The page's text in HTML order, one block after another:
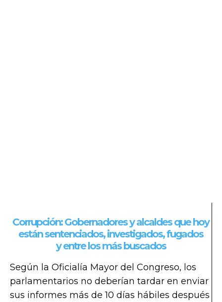
Corrupción: Gobernadores y alcaldes que hoy
están sentenciados, investigados, fugados
y entre los más buscados
Según la Oficialía Mayor del Congreso, los
parlamentarios no deberían tardar en enviar
sus informes más de 10 días hábiles después